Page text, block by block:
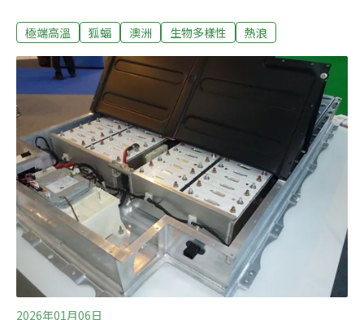
重熱浪從西澳開始發展，經過南澳州，一路向東襲擊澳洲
特區和塔斯馬尼亞州等地。墨爾本於當日記錄到6年來的
最高溫41°C；南澳第一大城阿得雷德的氣溫更是高達
43°C。這波熱浪不僅讓維多利亞州部分地區爆發嚴重野
火，也奪走數千隻狐蝠的生命。其中以被IUCN列為易危等
級、同時也是澳洲原生的巨型蝙蝠——灰頭狐蝠（Grey-
headed Flying-fox）受影響最嚴重，牠們在南澳州、維多
利亞州和新南威爾斯州（New South Wales）等棲息地出
現大量死亡。研究人員仍在統計狐蝠的死亡數量，初步估
計南澳州至少死亡1000至2000
極端高溫 狐蝠 澳洲 生物多樣性 熱浪
2026年01月06日